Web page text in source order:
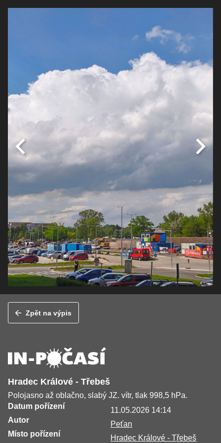
Zpět na výpis
Hradec Králové - Třebeš
Polojasno až oblačno, slabý JZ. vítr, tlak 998,5 hPa.
Datum pořízení
11.05.2026 14:14
Autor
Peťan
Místo pořízení
Hradec Králové - Třebeš